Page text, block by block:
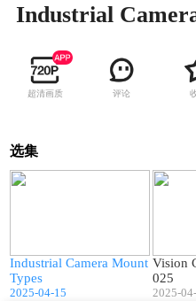
Industrial
超清画质 评论
选集
Industrial Camera Mount
Types
2025-04-15
Vision
025
2025-